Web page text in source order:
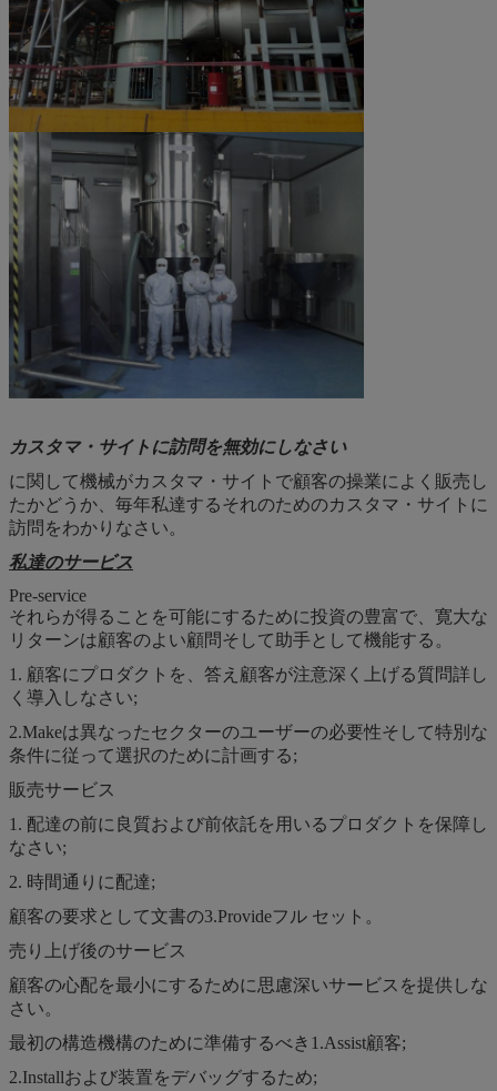
カスタマ・サイトに訪問を無効にしなさい
に関して機械がカスタマ・サイトで顧客の操業によく販売し
たかどうか、毎年私達するそれのためのカスタマ・サイトに
訪問をわかりなさい。
私達のサービス
Pre-service
それらが得ることを可能にするために投資の豊富で、寛大な
リターンは顧客のよい顧問そして助手として機能する。
1. 顧客にプロダクトを、答え顧客が注意深く上げる質問詳し
く導入しなさい;
2.Makeは異なったセクターのユーザーの必要性そして特別な
条件に従って選択のために計画する;
販売サービス
1. 配達の前に良質および前依託を用いるプロダクトを保障し
なさい;
2. 時間通りに配達;
顧客の要求として文書の3.Provideフル セット。
売り上げ後のサービス
顧客の心配を最小にするために思慮深いサービスを提供しな
さい。
最初の構造機構のために準備するべき1.Assist顧客;
2.Installおよび装置をデバッグするため;